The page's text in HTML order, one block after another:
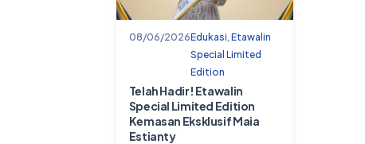
08/06/2026Edukasi Etawalin
Special Limited
Edition
Telah Hadir! Etawalin
Special Limited Edition
Kemasan Eksklusif Maia
Estianty